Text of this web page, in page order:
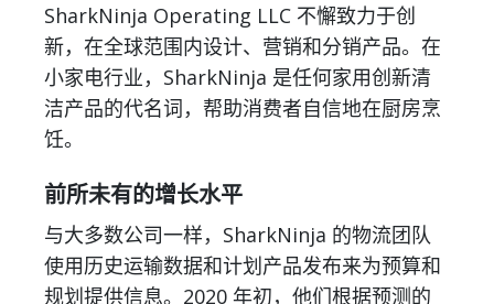
SharkNinja Operating LLC 不懈致力于创
新，在全球范围内设计、营销和分销产品。在
小家电行业，SharkNinja 是任何家用创新清
洁产品的代名词，帮助消费者自信地在厨房烹
饪。
前所未有的增长水平
与大多数公司一样，SharkNinja 的物流团队
使用历史运输数据和计划产品发布来为预算和
规划提供信息。2020 年初，他们根据预测的